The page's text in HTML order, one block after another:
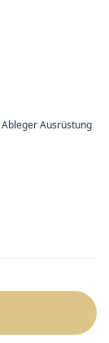
Ableger Ausrüstung